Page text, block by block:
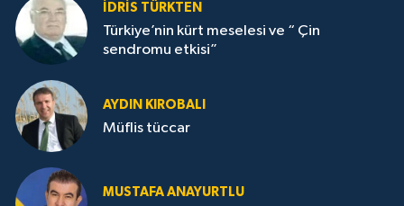
İDRİS TÜRKTEN
Türkiye’nin kürt meselesi ve “ Çin
sendromu etkisi”
AYDIN KIROBALI
Müflis tüccar
MUSTAFA ANAYURTLU